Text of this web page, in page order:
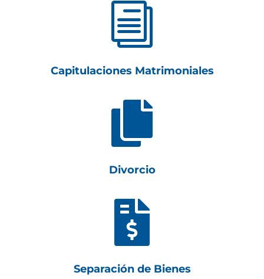
i
Capitulaciones Matrimoniales

Divorcio

Separación de Bienes